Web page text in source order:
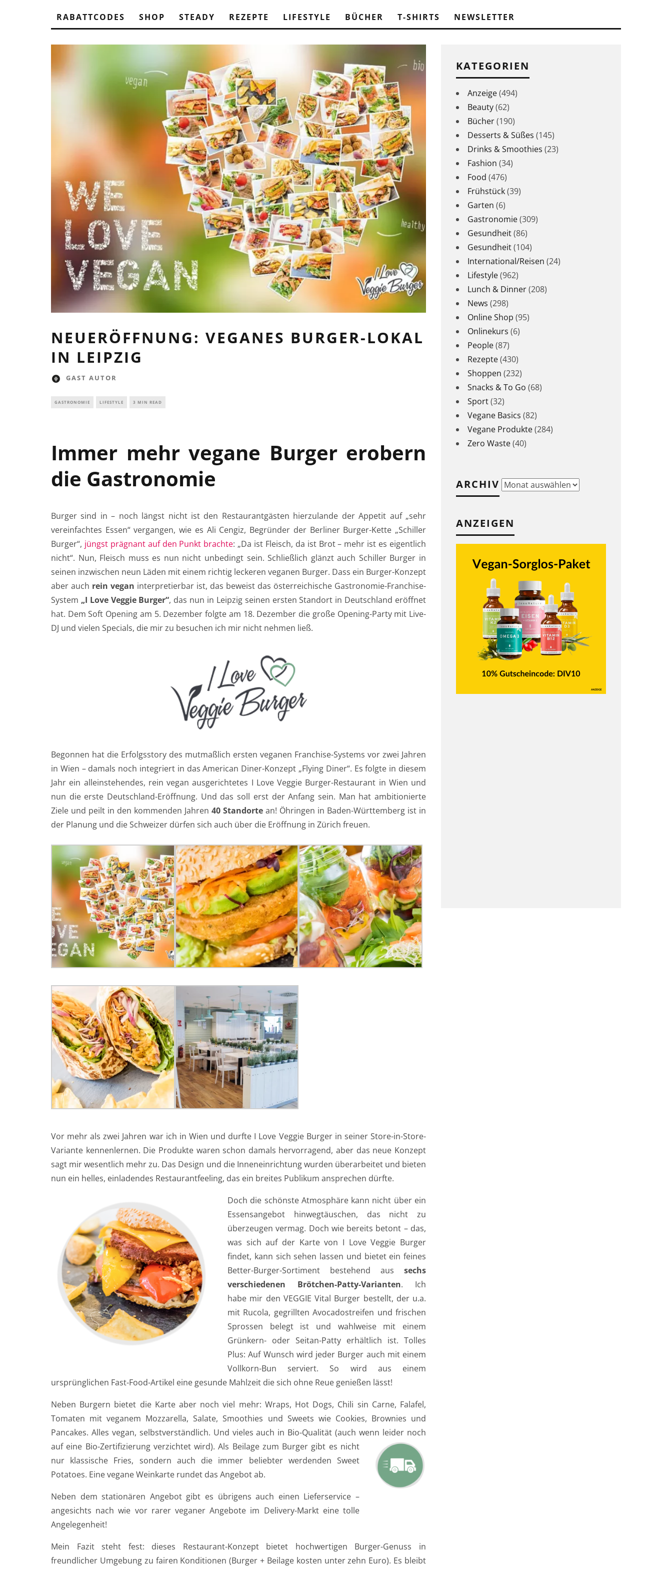
RABATTCODES SHOP STEADY REZEPTE LIFESTYLE BÜCHER T-SHIRTS NEWSLETTER
NEUERÖFFNUNG: VEGANES BURGER-LOKAL
IN LEIPZIG
GAST AUTOR
GASTRONOMIE LIFESTYLE 3 MIN READ
Immer mehr vegane Burger erobern
die Gastronomie
Burger sind in – noch längst nicht ist den Restaurantgästen hierzulande der Appetit auf „sehr
vereinfachtes Essen“ vergangen, wie es Ali Cengiz, Begründer der Berliner Burger-Kette „Schiller
Burger“, jüngst prägnant auf den Punkt brachte: „Da ist Fleisch, da ist Brot – mehr ist es eigentlich
nicht“. Nun, Fleisch muss es nun nicht unbedingt sein. Schließlich glänzt auch Schiller Burger in
seinen inzwischen neun Läden mit einem richtig leckeren veganen Burger. Dass ein Burger-Konzept
aber auch rein vegan interpretierbar ist, das beweist das österreichische Gastronomie-Franchise-
System „I Love Veggie Burger“, das nun in Leipzig seinen ersten Standort in Deutschland eröffnet
hat. Dem Soft Opening am 5. Dezember folgte am 18. Dezember die große Opening-Party mit Live-
DJ und vielen Specials, die mir zu besuchen ich mir nicht nehmen ließ.
Begonnen hat die Erfolgsstory des mutmaßlich ersten veganen Franchise-Systems vor zwei Jahren
in Wien – damals noch integriert in das American Diner-Konzept „Flying Diner“. Es folgte in diesem
Jahr ein alleinstehendes, rein vegan ausgerichtetes I Love Veggie Burger-Restaurant in Wien und
nun die erste Deutschland-Eröffnung. Und das soll erst der Anfang sein. Man hat ambitionierte
Ziele und peilt in den kommenden Jahren 40 Standorte an! Öhringen in Baden-Württemberg ist in
der Planung und die Schweizer dürfen sich auch über die Eröffnung in Zürich freuen.
Vor mehr als zwei Jahren war ich in Wien und durfte I Love Veggie Burger in seiner Store-in-Store-
Variante kennenlernen. Die Produkte waren schon damals hervorragend, aber das neue Konzept
sagt mir wesentlich mehr zu. Das Design und die Inneneinrichtung wurden überarbeitet und bieten
nun ein helles, einladendes Restaurantfeeling, das ein breites Publikum ansprechen dürfte.
Doch die schönste Atmosphäre kann nicht über ein
Essensangebot hinwegtäuschen, das nicht zu
überzeugen vermag. Doch wie bereits betont – das,
was sich auf der Karte von I Love Veggie Burger
findet, kann sich sehen lassen und bietet ein feines
Better-Burger-Sortiment bestehend aus sechs
verschiedenen Brötchen-Patty-Varianten. Ich
habe mir den VEGGIE Vital Burger bestellt, der u.a.
mit Rucola, gegrillten Avocadostreifen und frischen
Sprossen belegt ist und wahlweise mit einem
Grünkern- oder Seitan-Patty erhältlich ist. Tolles
Plus: Auf Wunsch wird jeder Burger auch mit einem
Vollkorn-Bun serviert. So wird aus einem
ursprünglichen Fast-Food-Artikel eine gesunde Mahlzeit die sich ohne Reue genießen lässt!
Neben Burgern bietet die Karte aber noch viel mehr: Wraps, Hot Dogs, Chili sin Carne, Falafel,
Tomaten mit veganem Mozzarella, Salate, Smoothies und Sweets wie Cookies, Brownies und
Pancakes. Alles vegan, selbstverständlich. Und vieles auch in Bio-Qualität (auch wenn leider noch
auf eine Bio-Zertifizierung verzichtet wird). Als Beilage zum Burger gibt es nicht
nur klassische Fries, sondern auch die immer beliebter werdenden Sweet
Potatoes. Eine vegane Weinkarte rundet das Angebot ab.
Neben dem stationären Angebot gibt es übrigens auch einen Lieferservice –
angesichts nach wie vor rarer veganer Angebote im Delivery-Markt eine tolle
Angelegenheit!
Mein Fazit steht fest: dieses Restaurant-Konzept bietet hochwertigen Burger-Genuss in
freundlicher Umgebung zu fairen Konditionen (Burger + Beilage kosten unter zehn Euro). Es bleibt
KATEGORIEN
Anzeige(494)
Beauty(62)
Bücher(190)
Desserts & Süßes (145)
Drinks & Smoothies (23)
Fashion (34)
Food (476)
Frühstück(39)
Garten (6)
Gastronomie(309)
Gesundheit(86)
Gesundheit(104)
International/Reisen (24)
Lifestyle(962)
Lunch & Dinner(208)
News (298)
Online Shop (95)
Onlinekurs (6)
People(87)
Rezepte(430)
Shoppen (232)
Snacks & To Go (68)
Sport(32)
Vegane Basics (82)
Vegane Produkte(284)
Zero Waste(40)
ARCHIV Archiv
ANZEIGEN